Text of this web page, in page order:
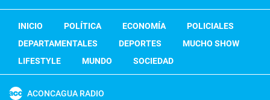
INICIO POLÍTICA ECONOMÍA
POLICIALES
DEPARTAMENTALES
DEPORTES
MUCHO SHOW
LIFESTYLE
MUNDO SOCIEDAD
ACONCAGUA RADIO